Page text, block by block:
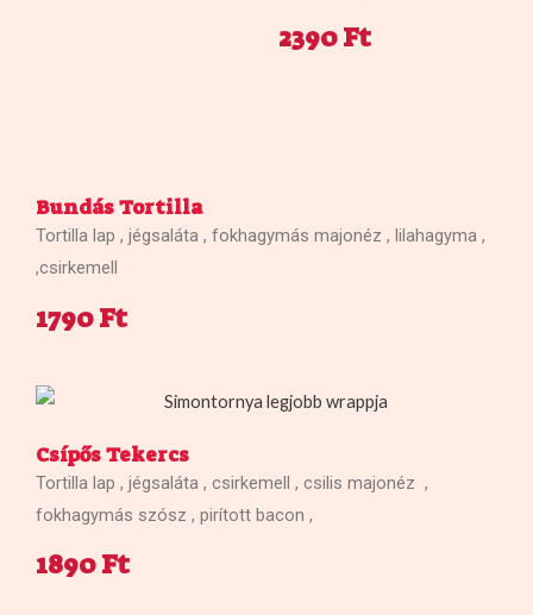
2390 Ft
Bundás Tortilla
Tortilla lap , jégsaláta , fokhagymás majonéz , lilahagyma ,
,csirkemell
1790 Ft
Csípős Tekercs
Tortilla lap , jégsaláta , csirkemell , csilis majonéz ,
fokhagymás szósz , pirított bacon ,
1890 Ft